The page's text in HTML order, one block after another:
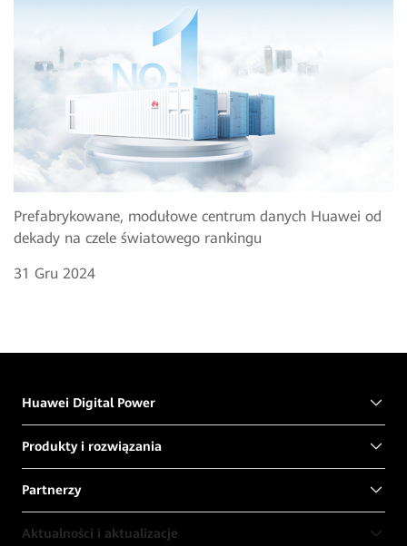
Prefabrykowane, modułowe centrum danych Huawei od
dekady na czele światowego rankingu
31 Gru 2024
Huawei Digital Power
Produkty i rozwiązania
Partnerzy
Aktualności i aktualizacje